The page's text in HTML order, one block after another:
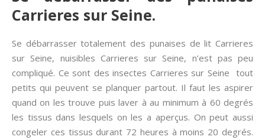
Carrieres sur Seine.
Se débarrasser totalement des punaises de lit Carrieres
sur Seine, nuisibles Carrieres sur Seine, n’est pas peu
compliqué. Ce sont des insectes Carrieres sur Seine tout
petits qui peuvent se planquer partout. Il faut les aspirer
quand on les trouve puis laver à au minimum à 60 degrés
les tissus dans lesquels on les a aperçus. On peut aussi
congeler ces tissus durant 72 heures à moins 20 degrés.